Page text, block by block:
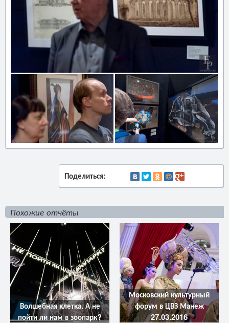
Поделиться:
Похожие отчёты
Волшебная клетка. А не
пойти ли нам в зоопарк?
Московский культурный
форум в ЦВЗ Манеж
27.03.2016